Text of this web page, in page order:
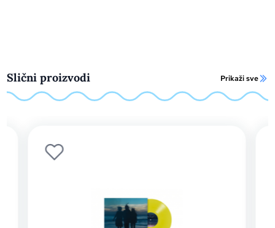
Slični proizvodi Prikaži sve